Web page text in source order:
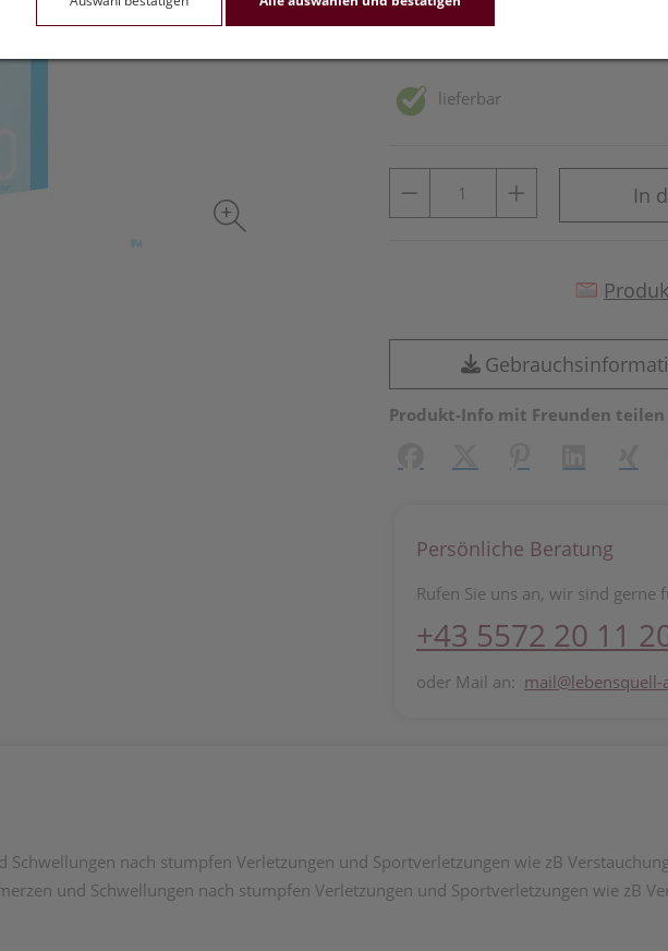
lieferbar
In
Produkt-Info mit Freunden teilen
Persönliche Beratung
Rufen Sie uns an, wir sind gerne
+43 5572 20 11
oder Mail an:
nach stumpfen Verletzungen und Sportverletzungen wie zB
und Schwellungen nach stumpfen Verletzungen und Sportverletzungen wie zB